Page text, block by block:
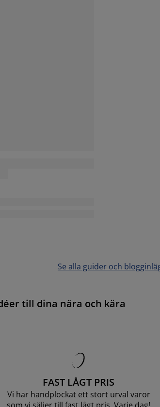
Se alla guider och
till dina nära och kära
FAST LÅGT PRIS
Vi har handplockat ett stort urval varor